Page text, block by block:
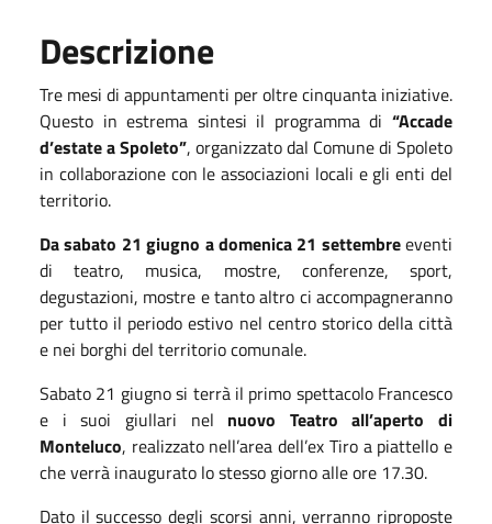
Descrizione
Tre mesi di appuntamenti per oltre cinquanta iniziative.
Questo in estrema sintesi il programma di “Accade
d’estate a Spoleto”, organizzato dal Comune di Spoleto
in collaborazione con le associazioni locali e gli enti del
territorio.
Da sabato 21 giugno a domenica 21 settembreeventi
di teatro, musica, mostre, conferenze, sport,
degustazioni, mostre e tanto altro ci accompagneranno
per tutto il periodo estivo nel centro storico della città
e nei borghi del territorio comunale.
Sabato 21 giugno si terrà il primo spettacolo Francesco
e i suoi giullari
nel nuovo Teatro all’aperto di
Monteluco, realizzato nell’area dell’ex Tiro a piattello e
che verrà inaugurato lo stesso giorno alle ore 17.30.
Dato il successo degli scorsi anni, verranno riproposte